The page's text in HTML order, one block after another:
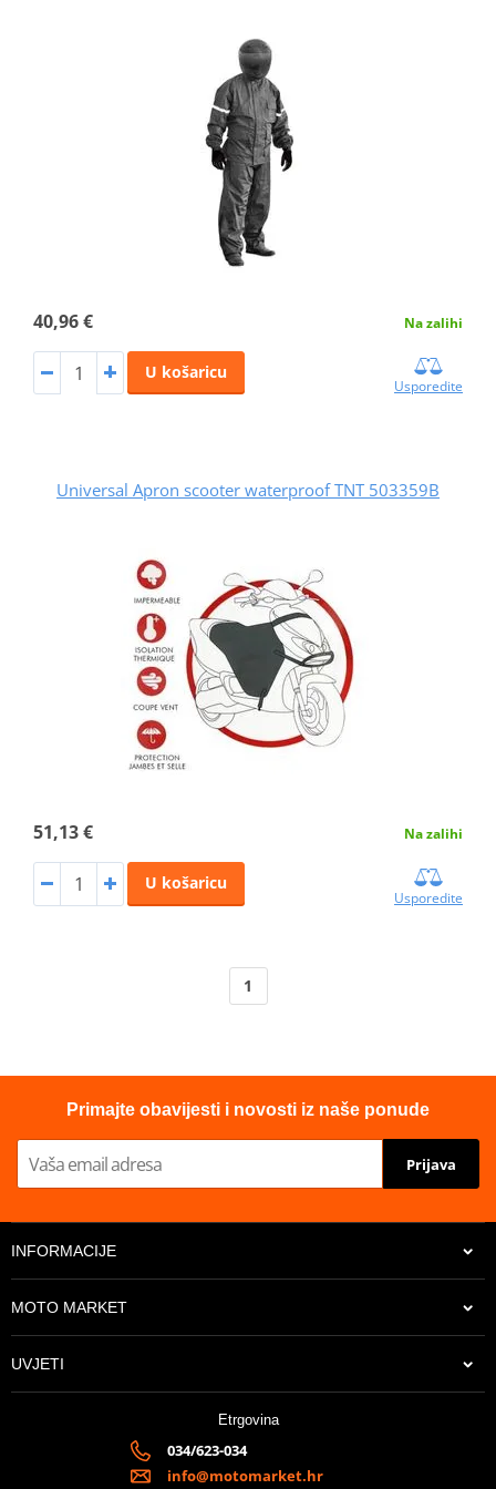
40,96 € Na zalihi
U košaricu
Usporedite
Universal Apron scooter waterproof TNT 503359B
51,13 € Na zalihi
U košaricu
Usporedite
1
Primajte obavijesti i novosti iz naše ponude
Prijava
INFORMACIJE
MOTO MARKET
UVJETI
Etrgovina
034/623-034
info@motomarket.hr